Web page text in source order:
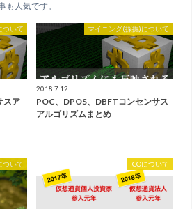
も人気です。
ついて
スア
マイニング(採掘)について
2018.7.12
POC、DPOS、DBFTコンセンサス
アルゴリズムまとめ
ついて ICOについて